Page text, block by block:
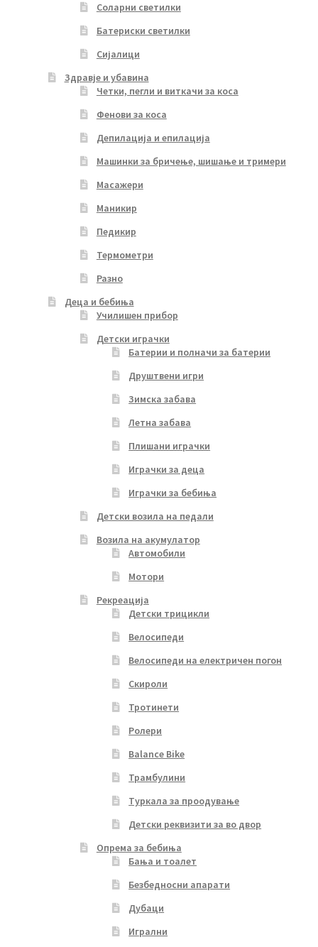
Соларни светилки
Батериски светилки
Сијалици
Здравје и убавина
Четки, пегли и виткачи за коса
Фенови за коса
Депилација и епилација
Машинки за бричење, шишање и тримери
Масажери
Маникир
Педикир
Термометри
Разно
Деца и бебиња
Училишен прибор
Детски играчки
Батерии и полначи за батерии
Друштвени игри
Зимска забава
Летна забава
Плишани играчки
Играчки за деца
Играчки за бебиња
Детски возила на педали
Возила на акумулатор
Автомобили
Мотори
Рекреација
Детски трицикли
Велосипеди
Велосипеди на електричен погон
Скироли
Тротинети
Ролери
Balance Bike
Трамбулини
Туркала за проодување
Детски реквизити за во двор
Опрема за бебиња
Бања и тоалет
Безбедносни апарати
Дубаци
Игрални